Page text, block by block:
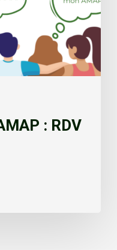
: RDV